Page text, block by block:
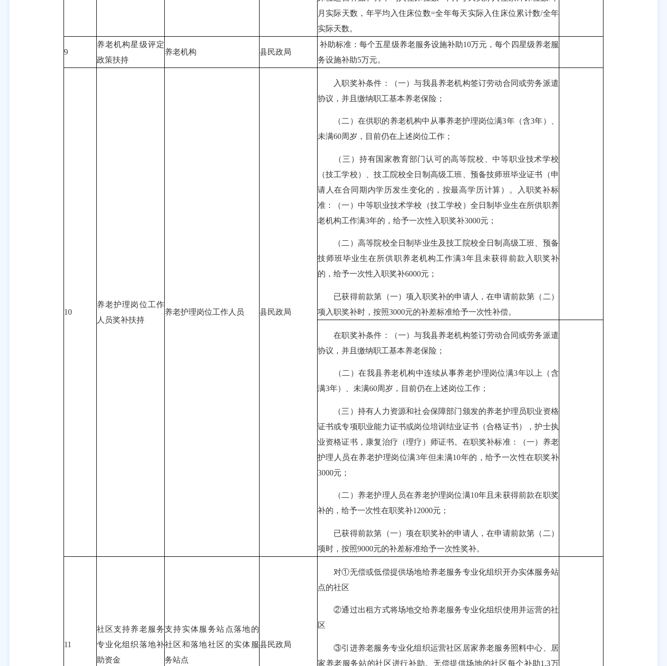
月实际天数，年平均入住床位数=全年每天实际入住床位累计数/全年
实际天数。
9
养老机构星级评定
政策扶持
养老机构 县民政局
补助标准：每个五星级养老服务设施补助10万元，每个四星级养老服
务设施补助5万元。
10
养老护理岗位工作
人员奖补扶持
养老护理岗位工作人员 县民政局
入职奖补条件：（一）与我县养老机构签订劳动合同或劳务派遣
协议，并且缴纳职工基本养老保险；
（二）在供职的养老机构中从事养老护理岗位满3年（含3年）、
未满60周岁，目前仍在上述岗位工作；
（三）持有国家教育部门认可的高等院校、中等职业技术学校
（技工学校）、技工院校全日制高级工班、预备技师班毕业证书（申
请人在合同期内学历发生变化的，按最高学历计算）。入职奖补标
准：（一）中等职业技术学校（技工学校）全日制毕业生在所供职养
老机构工作满3年的，给予一次性入职奖补3000元；
（二）高等院校全日制毕业生及技工院校全日制高级工班、预备
技师班毕业生在所供职养老机构工作满3年且未获得前款入职奖补
的，给予一次性入职奖补6000元；
已获得前款第（一）项入职奖补的申请人，在申请前款第（二）
项入职奖补时，按照3000元的补差标准给予一次性补偿。
在职奖补条件：（一）与我县养老机构签订劳动合同或劳务派遣
协议，并且缴纳职工基本养老保险；
（二）在我县养老机构中连续从事养老护理岗位满3年以上（含
满3年）、未满60周岁，目前仍在上述岗位工作；
（三）持有人力资源和社会保障部门颁发的养老护理员职业资格
证书或专项职业能力证书或岗位培训结业证书（合格证书），护士执
业资格证书，康复治疗（理疗）师证书。在职奖补标准：（一）养老
护理人员在养老护理岗位满3年但未满10年的，给予一次性在职奖补
3000元；
（二）养老护理人员在养老护理岗位满10年且未获得前款在职奖
补的，给予一次性在职奖补12000元；
已获得前款第（一）项在职奖补的申请人，在申请前款第（二）
项时，按照9000元的补差标准给予一次性奖补。
11
社区支持养老服务
专业化组织落地补
助资金
支持实体服务站点落地的
社区和落地社区的实体服
务站点
县民政局
对①无偿或低偿提供场地给养老服务专业化组织开办实体服务站
点的社区
②通过出租方式将场地交给养老服务专业化组织使用并运营的社
区
③引进养老服务专业化组织运营社区居家养老服务照料中心、居
家养老服务站的社区进行补助。无偿提供场地的社区每个补助1.3万